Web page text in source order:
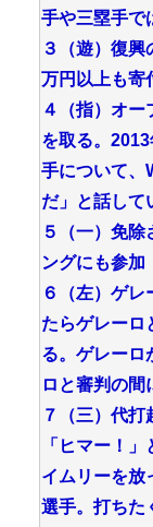
手や三塁手で
３（遊）復
万円以上も寄
４（指）オー
を取る。
手について、
だ」と話して
５（一）免
ングにも参加
６（左）ゲ
たらゲレーロ
る。ゲレーロ
ロと審判の間
７（三）代
「ヒマー！
イムリーを放
選手。打ちた